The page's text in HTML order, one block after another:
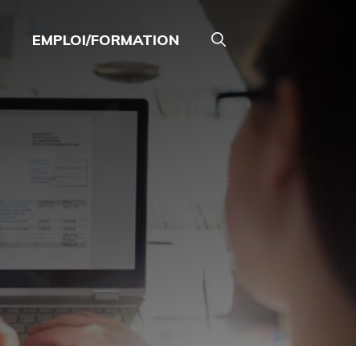
EMPLOI/FORMATION